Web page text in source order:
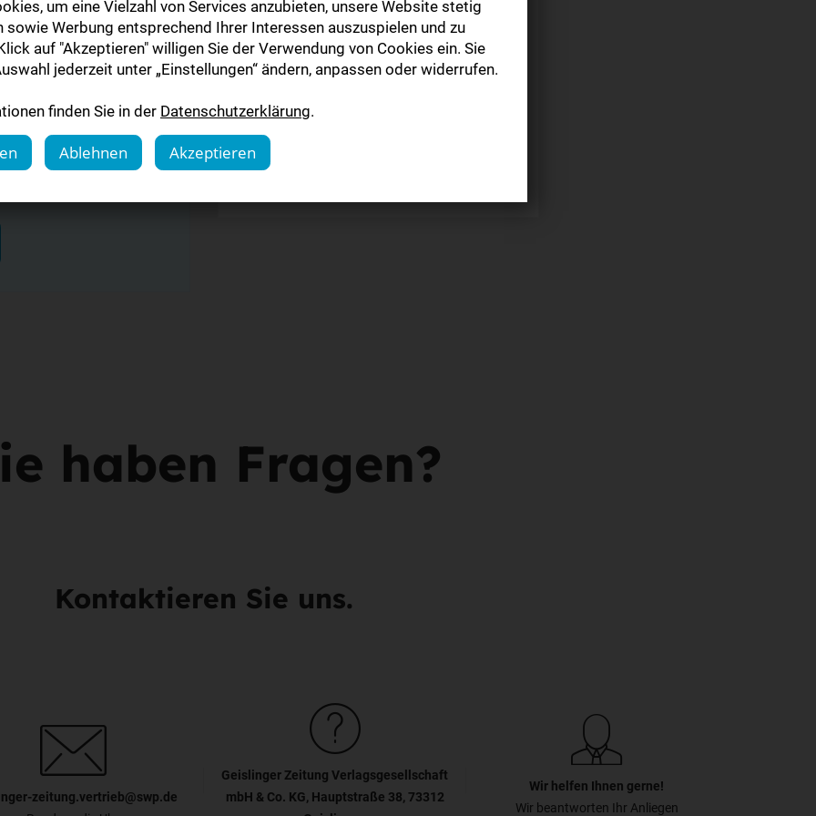
darf keinen bestehenden
Zeitung (E-Paper &
oder mit einem
verrechnet werden.
monatlich aktuell
62,90 €
monatlich kündbar
haben Fragen?
Kontaktieren Sie uns.
zeitung.vertrieb@swp.de
Geislinger Zeitung Verlagsgesellschaft
mbH & Co. KG, Hauptstraße 38, 73312
Wir helfen Ihnen gerne!
Wir beantworten Ihr Anliegen
um eine Vielzahl von Services anzubieten, unsere Website stetig
sowie Werbung entsprechend Ihrer Interessen auszuspielen und zu
auf "Akzeptieren" willigen Sie der Verwendung von Cookies ein. Sie
jederzeit unter „Einstellungen“ ändern, anpassen oder widerrufen.
finden Sie in der Datenschutzerklärung.
Ablehnen Akzeptieren